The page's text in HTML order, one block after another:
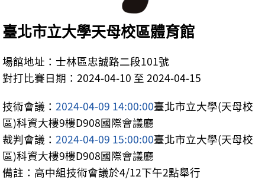
臺北市立大學天母校區體育館
場館地址：士林區忠誠路二段101號
對打比賽日期：2024-04-10 至 2024-04-15
技術會議： 2024-04-09 14:00:00臺北市立大學(天母校
區)科資大樓9樓D908國際會議廳
裁判會議： 2024-04-09 15:00:00臺北市立大學(天母校
區)科資大樓9樓D908國際會議廳
備註：高中組技術會議於4/12下午2點舉行